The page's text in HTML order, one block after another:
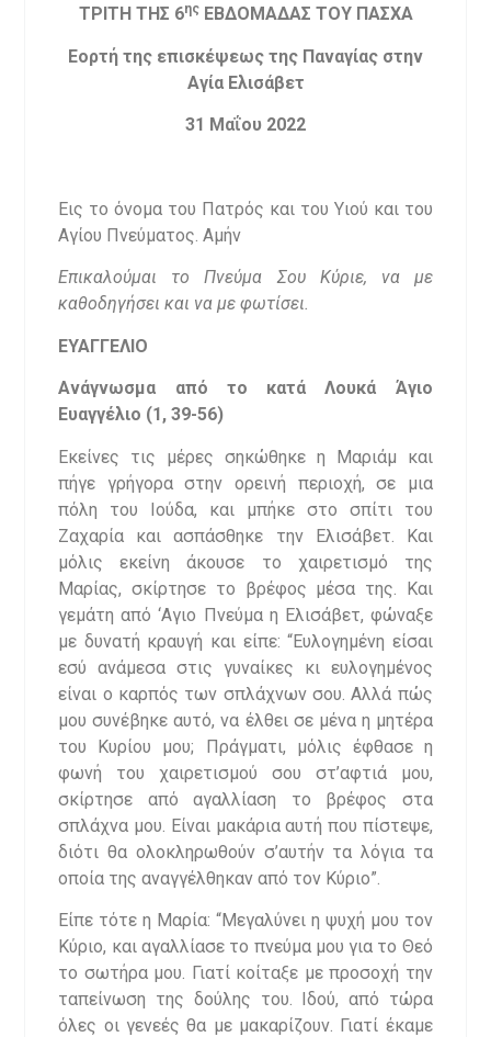
ΤΡΙΤΗ ΤΗΣ 6ηςΕΒΔΟΜΑΔΑΣ ΤΟΥ ΠΑΣΧΑ
Εορτή της επισκέψεως της Παναγίας στην
Αγία Ελισάβετ
31 Μαΐου 2022
Εις το όνομα του Πατρός και του Υιού και του
Αγίου Πνεύματος. Αμήν
Επικαλούμαι το Πνεύμα Σου Κύριε, να με
καθοδηγήσει και να με φωτίσει.
ΕΥΑΓΓΕΛΙΟ
Ανάγνωσμα από το κατά Λουκά Άγιο
Ευαγγέλιο (1, 39-56)
Εκείνες τις μέρες σηκώθηκε η Μαριάμ και
πήγε γρήγορα στην ορεινή περιοχή, σε μια
πόλη του Ιούδα, και μπήκε στο σπίτι του
Ζαχαρία και ασπάσθηκε την Ελισάβετ. Και
μόλις εκείνη άκουσε το χαιρετισμό της
Μαρίας, σκίρτησε το βρέφος μέσα της. Και
γεμάτη από ‘Αγιο Πνεύμα η Ελισάβετ, φώναξε
με δυνατή κραυγή και είπε: “Ευλογημένη είσαι
εσύ ανάμεσα στις γυναίκες κι ευλογημένος
είναι ο καρπός των σπλάχνων σου. Αλλά πώς
μου συνέβηκε αυτό, να έλθει σε μένα η μητέρα
του Κυρίου μου; Πράγματι, μόλις έφθασε η
φωνή του χαιρετισμού σου στ’αφτιά μου,
σκίρτησε από αγαλλίαση το βρέφος στα
σπλάχνα μου. Είναι μακάρια αυτή που πίστεψε,
διότι θα ολοκληρωθούν σ’αυτήν τα λόγια τα
οποία της αναγγέλθηκαν από τον Κύριο”.
Είπε τότε η Μαρία: “Μεγαλύνει η ψυχή μου τον
Κύριο, και αγαλλίασε το πνεύμα μου για το Θεό
το σωτήρα μου. Γιατί κοίταξε με προσοχή την
ταπείνωση της δούλης του. Ιδού, από τώρα
όλες οι γενεές θα με μακαρίζουν. Γιατί έκαμε